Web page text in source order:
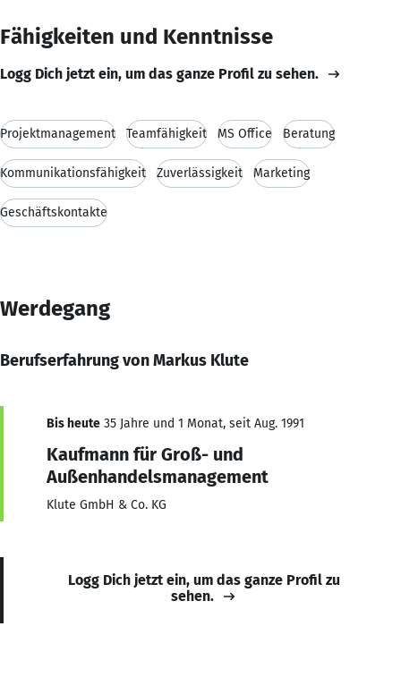
Fähigkeiten und Kenntnisse
Logg Dich jetzt ein, um das ganze Profil zu sehen.
Projektmanagement Teamfähigkeit MS Office Beratung
Kommunikationsfähigkeit Zuverlässigkeit Marketing
Geschäftskontakte
Werdegang
Berufserfahrung von Markus Klute
Bis heute 35 Jahre und 1 Monat, seit Aug. 1991
Kaufmann für Groß- und
Außenhandelsmanagement
Klute GmbH & Co. KG
Logg Dich jetzt ein, um das ganze Profil zu
sehen.